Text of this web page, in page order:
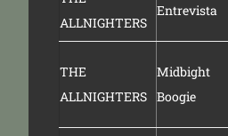
ALLNIGHTERS
Entrevista
THE
ALLNIGHTERS
Midbight
Boogie